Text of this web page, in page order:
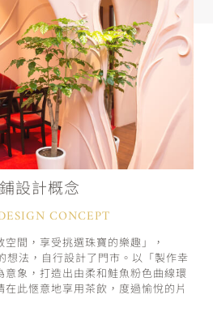
設計概念
CONCEPT
空間，享受挑選珠寶的樂趣」，
想法，自行設計了門市。以「製作幸
象，打造出由柔和鮭魚粉色曲線環
此愜意地享用茶飲，度過愉悅的片